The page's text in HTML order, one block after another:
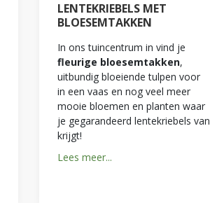
LENTEKRIEBELS MET
BLOESEMTAKKEN
In ons tuincentrum in vind je
fleurige bloesemtakken,
uitbundig bloeiende tulpen voor
in een vaas en nog veel meer
mooie bloemen en planten waar
je gegarandeerd lentekriebels van
krijgt!
Lees meer...